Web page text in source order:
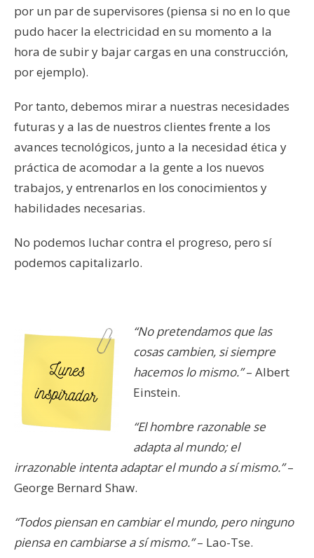
por un par de supervisores (piensa si no en lo que
pudo hacer la electricidad en su momento a la
hora de subir y bajar cargas en una construcción,
por ejemplo).
Por tanto, debemos mirar a nuestras necesidades
futuras y a las de nuestros clientes frente a los
avances tecnológicos, junto a la necesidad ética y
práctica de acomodar a la gente a los nuevos
trabajos, y entrenarlos en los conocimientos y
habilidades necesarias.
No podemos luchar contra el progreso, pero sí
podemos capitalizarlo.
“No pretendamos que las
cosas cambien, si siempre
hacemos lo mismo.”– Albert
Einstein.
“El hombre razonable se
adapta al mundo; el
irrazonable intenta adaptar el mundo a sí mismo.”–
George Bernard Shaw.
“Todos piensan en cambiar el mundo, pero ninguno
piensa en cambiarse a sí mismo.”– Lao-Tse.